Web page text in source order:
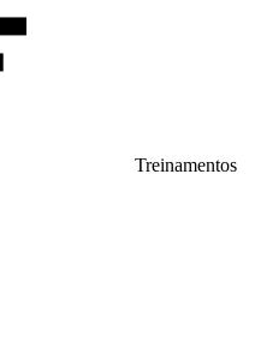
Treinamentos